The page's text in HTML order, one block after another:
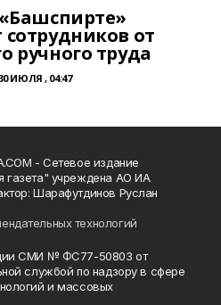
сотрудников от
ручного труда
ИЮЛЯ , 04:47
- Сетевое издание
газета" учреждена АО ИА
Шарафутдинов Руслан
технологий
СМИ № ФС77-50803 от
службой по надзору в сфере
и массовых